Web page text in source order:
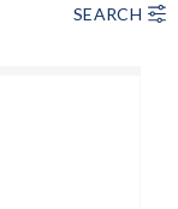
SEARCH